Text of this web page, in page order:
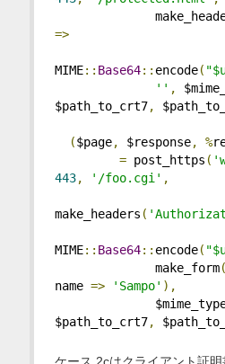
=>
MIME:: Base64:: encode(
'' ,
$path_to_crt7,
($page, $response, %
= post_https (
443, '/foo.cgi' ,
make_headers (
MIME:: Base64:: encode(
make_form(
name => 'Sampo' ),
$path_to_crt7,